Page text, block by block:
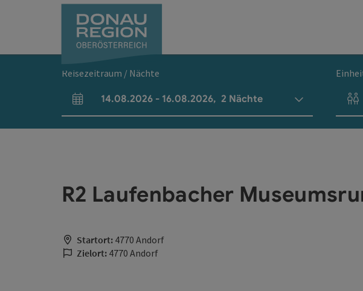
Reisezeitraum / Nächte
An- und Abreisefelder
14.08.2026 - 16.08.2026, 2 Nächte
R2 Laufenbacher
Startort: 4770 Andorf
Zielort: 4770 Andorf